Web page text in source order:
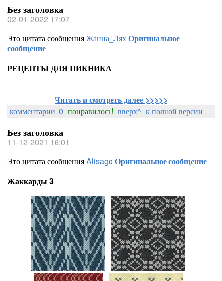
Без заголовка
02-01-2022 17:07
Это цитата сообщенияЖанна_ЛяхОригинальное
сообщение
РЕЦЕПТЫ ДЛЯ ПИКНИКА
Читать и смотреть далее >>>>>
комментарии: 0 понравилось! вверх^ к полной версии
Без заголовка
11-12-2021 16:01
Это цитата сообщенияAlisagoОригинальное сообщение
Жаккарды 3